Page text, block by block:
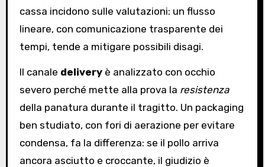
cassa incidono sulle valutazioni: un flusso
lineare, con comunicazione trasparente dei
tempi, tende a mitigare possibili disagi.
Il canale deliveryè analizzato con occhio
severo perché mette alla prova la resistenza
della panatura durante il tragitto. Un packaging
ben studiato, con fori di aerazione per evitare
condensa, fa la differenza: se il pollo arriva
ancora asciutto e croccante, il giudizio è